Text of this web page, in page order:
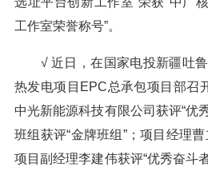
工作室荣誉称号”。
√ 近日，在国家电投新疆吐鲁
热发电项目EPC总承包项目部召
中光新能源科技有限公司获评“优
班组获评“金牌班组”；项目经理曹
项目副经理李建伟获评“优秀奋斗